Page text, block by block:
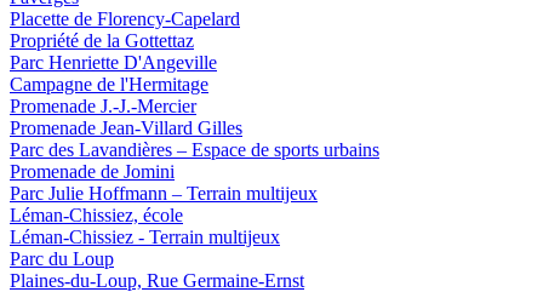
Placette de Florency-Capelard
Propriété de la Gottettaz
Parc Henriette D'Angeville
Campagne de l'Hermitage
Promenade J.-J.-Mercier
Promenade Jean-Villard Gilles
Parc des Lavandières – Espace de sports urbains
Promenade de Jomini
Parc Julie Hoffmann – Terrain multijeux
Léman-Chissiez, école
Léman-Chissiez - Terrain multijeux
Parc du Loup
Plaines-du-Loup, Rue Germaine-Ernst